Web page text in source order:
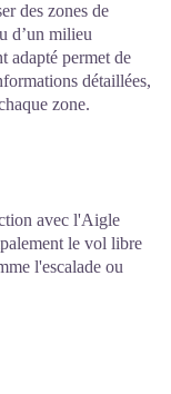
des zones de
d’un milieu
adapté permet de
détaillées,
zone.
avec l'Aigle
le vol libre
l'escalade ou